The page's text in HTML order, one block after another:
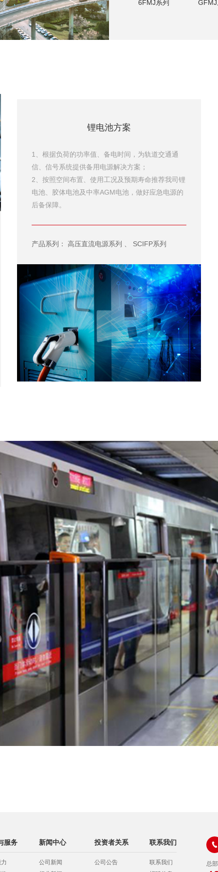
6FMJ系列
锂电池方案
1、根据负荷的功率值、备电时间，为轨道交通通
信、信号系统提供备用电源解决方案；
2、按照空间布置、使用工况及预期寿命推荐我司锂
电池、胶体电池及中率AGM电池，做好应急电源的
后备保障。
产品系列： 高压直流电源系列 SCIFP系列
服务 新闻中心
公司新闻
投资者关系
公司公告
联系我们
联系我们

总